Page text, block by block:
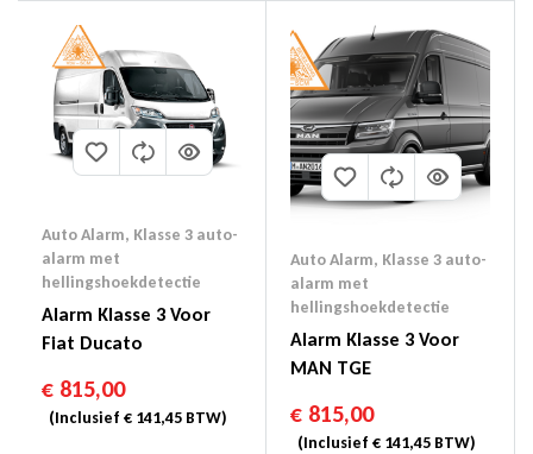
Auto Alarm, Klasse 3 auto-
alarm met
hellingshoekdetectie
Alarm Klasse 3 Voor
Fiat Ducato
€ 815,00
(Inclusief € 141,45 BTW)
Auto Alarm, Klasse 3 auto-
alarm met
hellingshoekdetectie
Alarm Klasse 3 Voor
MAN TGE
€ 815,00
(Inclusief € 141,45 BTW)